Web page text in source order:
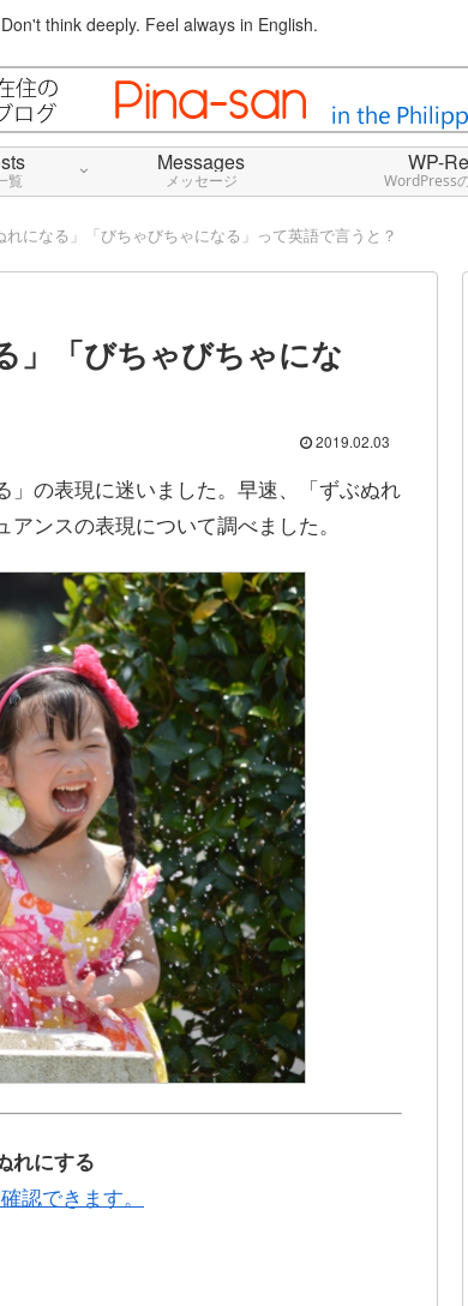
Don't think deeply. Feel always in English.
覧
Messages
メッセージ
WP-
WordPress
れになる」「びちゃびちゃになる」って英語で言うと？
」「びちゃびちゃにな
2019.02.03
」の表現に迷いました。早速、「ずぶぬれ
ンスの表現について調べました。
れにする
認できます。